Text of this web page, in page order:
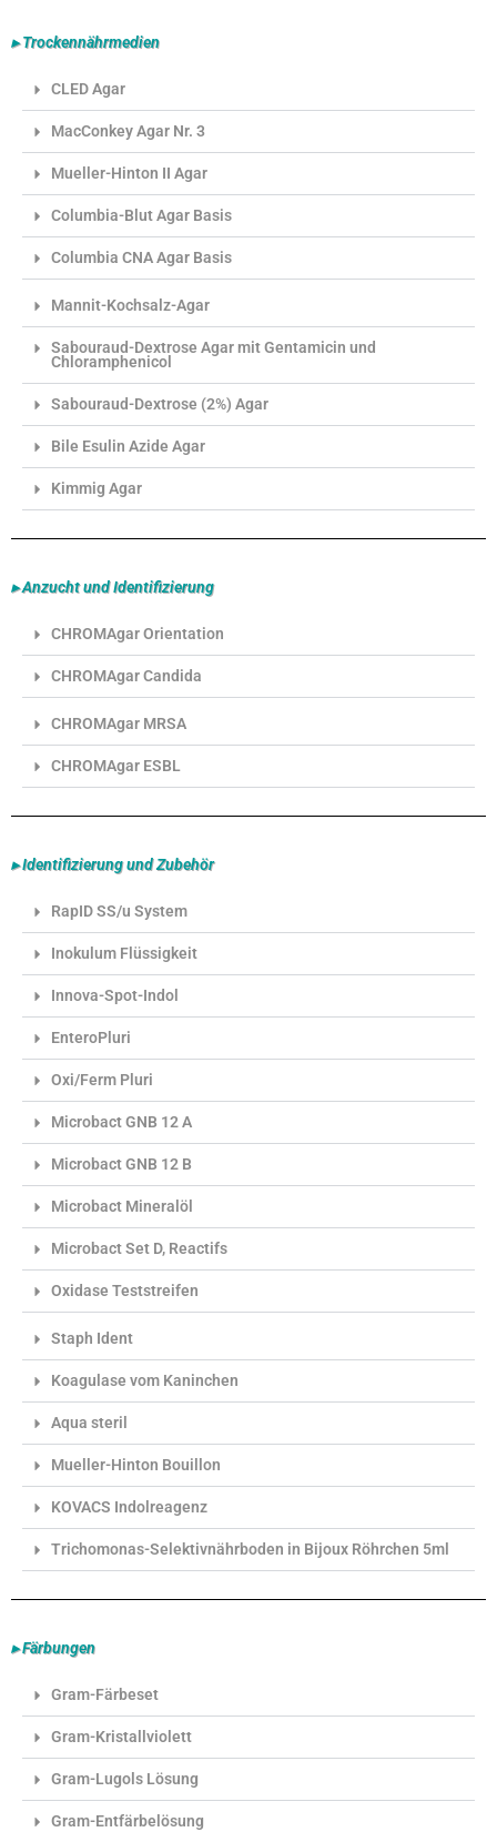
▸ Trockennährmedien
CLED Agar
MacConkey Agar Nr. 3
Mueller-Hinton II Agar
Columbia-Blut Agar Basis
Columbia CNA Agar Basis
Mannit-Kochsalz-Agar
Sabouraud-Dextrose Agar mit Gentamicin und
Chloramphenicol
Sabouraud-Dextrose (2%) Agar
Bile Esulin Azide Agar
Kimmig Agar
▸ Anzucht und Identifizierung
CHROMAgar Orientation
CHROMAgar Candida
CHROMAgar MRSA
CHROMAgar ESBL
▸ Identifizierung und Zubehör
RapID SS/u System
Inokulum Flüssigkeit
Innova-Spot-Indol
EnteroPluri
Oxi/Ferm Pluri
Microbact GNB 12 A
Microbact GNB 12 B
Microbact Mineralöl
Microbact Set D, Reactifs
Oxidase Teststreifen
Staph Ident
Koagulase vom Kaninchen
Aqua steril
Mueller-Hinton Bouillon
KOVACS Indolreagenz
Trichomonas-Selektivnährboden in Bijoux Röhrchen 5ml
▸ Färbungen
Gram-Färbeset
Gram-Kristallviolett
Gram-Lugols Lösung
Gram-Entfärbelösung